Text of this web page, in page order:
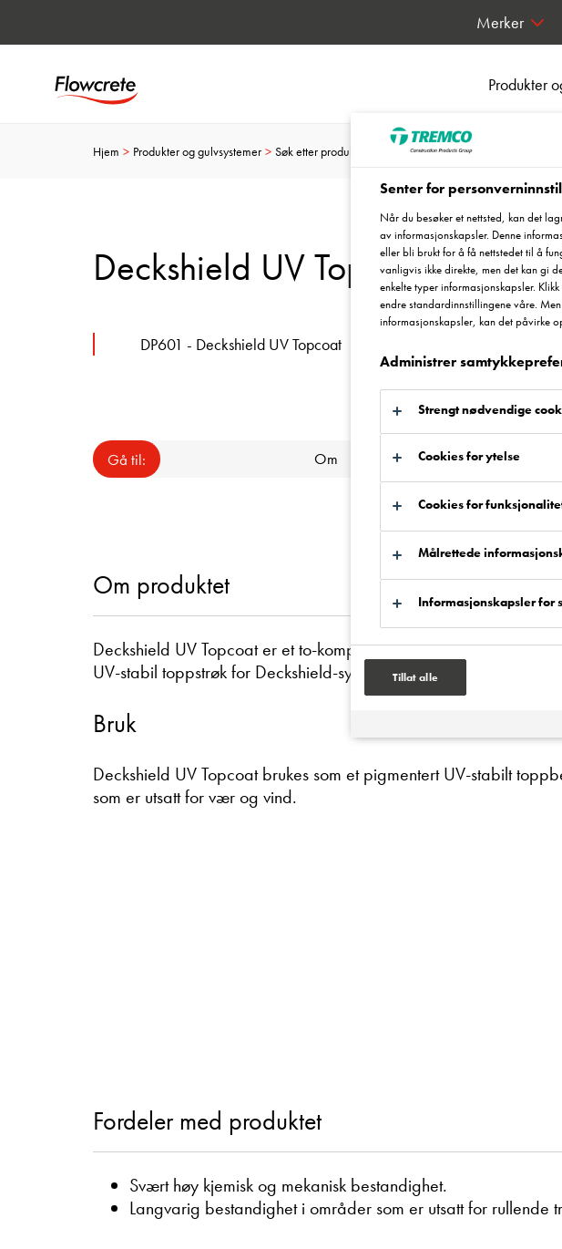
Produkter
Merker
Deckshield UV Topcoat
DP601 - Deckshield UV Topcoat
Hjem Produkter og gulvsystemer Søk etter produkter og gulvsystemer Deckshield UV
Gå til: Om
Om produktet
Deckshield UV Topcoat er et to-komponent, løsemiddelbasert
UV-stabil toppstrøk for Deckshield-systemet.
Bruk
Deckshield UV Topcoat brukes som et pigmentert UV-stabilt
som er utsatt for vær og vind.
Fordeler med produktet
Svært høy kjemisk og mekanisk bestandighet.
Langvarig bestandighet i områder som er utsatt for rullende
Senter for
Når du besøker et nettsted, kan det
av informasjonskapsler. Denne
eller bli brukt for å få nettstedet til å
vanligvis ikke direkte, men det kan gi
enkelte typer informasjonskapsler.
endre standardinnstillingene våre.
informasjonskapsler, kan det påvirke
Administrer
Strengt nødvendige
Cookies for ytelse
Cookies for
Målrettede
Informasjonskapsler for
Tillat alle